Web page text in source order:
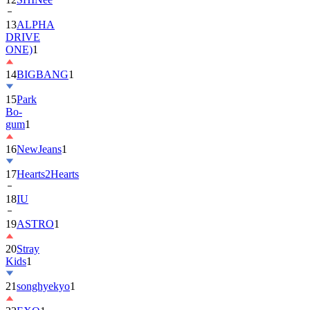
DRIVE
ONE)1
14BIGBANG
15Park
Bo-
gum1
16NewJeans
17Hearts2Hearts
18IU
19ASTRO
20Stray
Kids
21songhyekyo
22EXO1